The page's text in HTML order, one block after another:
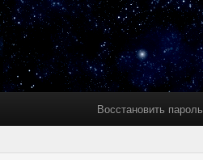
Восстановить пароль